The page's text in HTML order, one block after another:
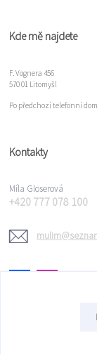
Kde mě najdete
F. Vognera 456
570 01 Litomyšl
Po předchozí telefonní
Kontakty
Míla Gloserová
+420 777 078 100